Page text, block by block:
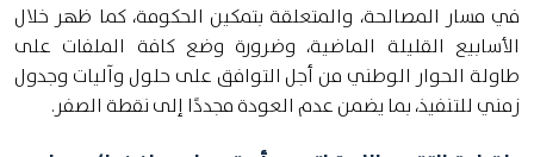
في مسار المصالحة، والمتعلقة بتمكين الحكومة، كما ظهر خلال
الأسابيع القليلة الماضية، وضرورة وضع كافة الملفات على
طاولة الحوار الوطني من أجل التوافق على حلول وآليات وجدول
زمني للتنفيذ، بما يضمن عدم العودة مجددًا إلى نقطة الصفر.